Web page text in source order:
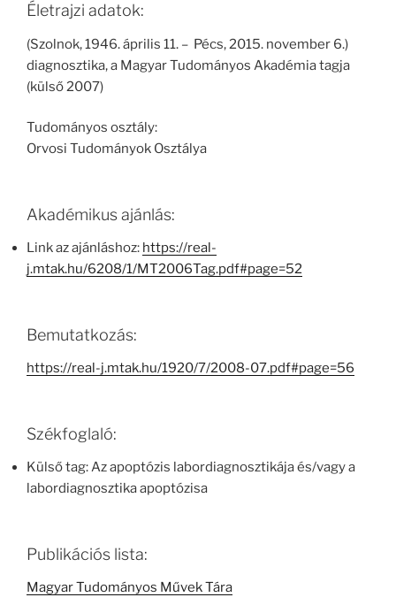
Életrajzi adatok:
(Szolnok, 1946. április 11. – Pécs, 2015. november 6.)
diagnosztika, a Magyar Tudományos Akadémia tagja
(külső 2007)
Tudományos osztály:
Orvosi Tudományok Osztálya
Akadémikus ajánlás:
Link az ajánláshoz: https://real-
j.mtak.hu/6208/1/MT2006Tag.pdf#page=52
Bemutatkozás:
https://real-j.mtak.hu/1920/7/2008-07.pdf#page=56
Székfoglaló:
Külső tag: Az apoptózis labordiagnosztikája és/vagy a
labordiagnosztika apoptózisa
Publikációs lista:
Magyar Tudományos Művek Tára